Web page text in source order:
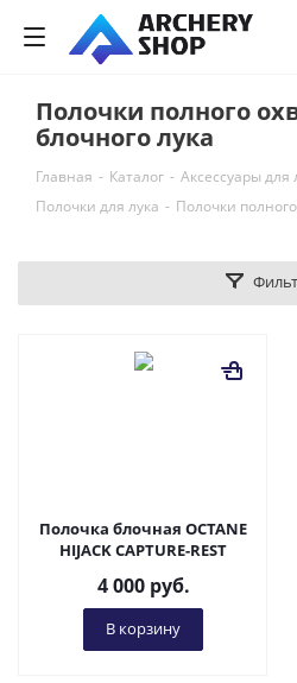
Полочки полного
блочного лука
Главная - Каталог - Аксессуары для
Полочки для лука - Полочки
Полочка блочная OCTANE
HIJACK CAPTURE-REST
4 000руб.
В корзину